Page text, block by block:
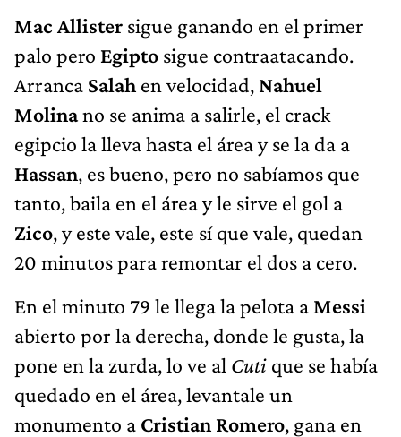
Mac Allister sigue ganando en el primer
palo pero Egipto sigue contraatacando.
Arranca Salah en velocidad, Nahuel
Molinano se anima a salirle, el crack
egipcio la lleva hasta el área y se la da a
Hassan, es bueno, pero no sabíamos que
tanto, baila en el área y le sirve el gol a
Zico, y este vale, este sí que vale, quedan
20 minutos para remontar el dos a cero.
En el minuto 79 le llega la pelota a Messi
abierto por la derecha, donde le gusta, la
pone en la zurda, lo ve al Cuti que se había
quedado en el área, levantale un
monumento a Cristian Romero, gana en